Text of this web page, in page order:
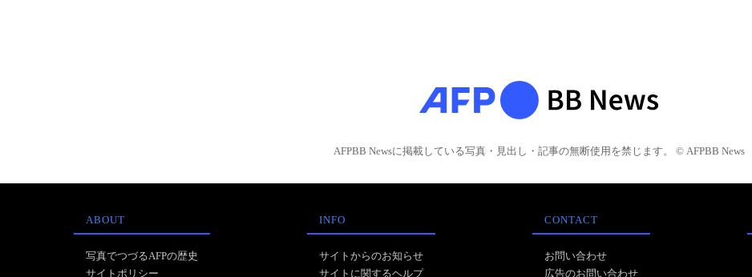
AFPBB Newsに掲載している写真・見出し・記事の無断使用を禁じます。 © AFPBB News
ABOUT
写真でつづるAFPの歴史
サイトポリシー
INFO
サイトからのお知らせ
サイトに関するヘルプ
CONTACT
お問い合わせ
広告のお問い合わせ